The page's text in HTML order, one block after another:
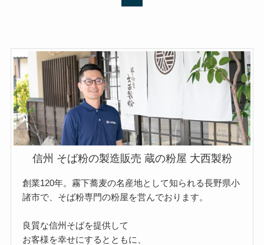
信州 そば粉の製造販売 蔵の粉屋 大西製粉
創業120年。霧下蕎麦の名産地として知られる長野県小
諸市で、そば粉専門の粉屋を営んでおります。
良質な信州そばを提供して
お客様を幸せにするとともに、